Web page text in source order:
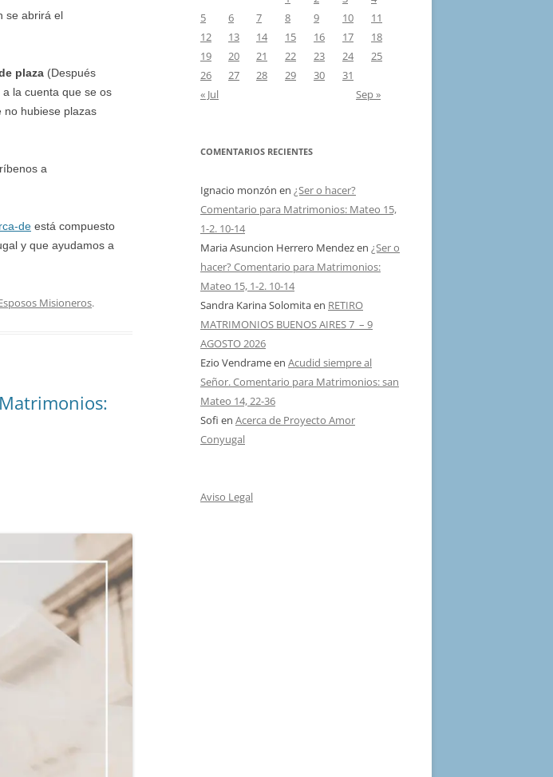
se abrirá el
plaza (Después
la cuenta que se os
no hubiese plazas
a
de está compuesto
y que ayudamos a
Misioneros.
5
6 7 8 9 10
11
12
13 14 15 16 17
18
19
20 21 22 23 24
25
26
27 28 29 30
31
« Jul
Sep »
COMENTARIOS RECIENTES
Ignacio monzón en ¿Ser o hacer?
Comentario para Matrimonios: Mateo 15,
1-2. 10-14
Maria Asuncion Herrero Mendezen ¿Ser o
hacer? Comentario para Matrimonios:
Mateo 15, 1-2. 10-14
Sandra Karina Solomitaen RETIRO
MATRIMONIOS BUENOS AIRES 7 – 9
AGOSTO 2026
Ezio Vendrameen Acudid siempre al
Señor. Comentario para Matrimonios: san
Mateo 14, 22-36
Sofi en Acerca de Proyecto Amor
Conyugal
Aviso Legal